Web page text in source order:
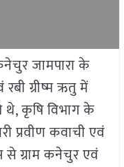
जामपारा के
ग्रीष्म ऋतु में
कृषि विभाग के
प्रवीण कवाची एवं
से ग्राम कनेचुर एवं